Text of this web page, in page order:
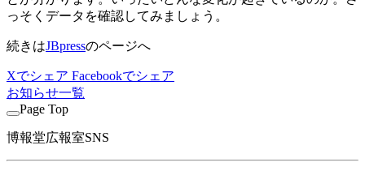
っそくデータを確認してみましょう。
続きはJBpressのページへ
Xでシェア Facebookでシェア
お知らせ一覧
Page Top
博報堂広報室SNS